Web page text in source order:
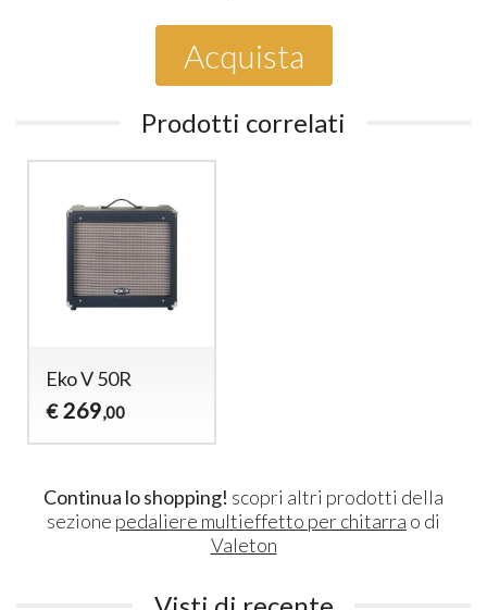
Acquista
Prodotti correlati
Eko V 50R
€ 269,00
Continua lo shopping! scopri altri prodotti della
sezione pedaliere multieffetto per chitarra o di
Valeton